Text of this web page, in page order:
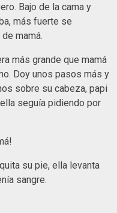
Bajo de la cama y
más fuerte se
mamá.
más grande que mamá
Doy unos pasos más y
sobre su cabeza, papi
seguía pidiendo por
su pie, ella levanta
sangre.